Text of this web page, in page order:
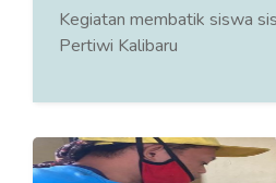
Kegiatan membatik siswa
Pertiwi Kalibaru